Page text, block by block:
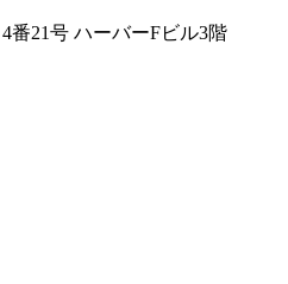
番21号 ハーバーFビル3階